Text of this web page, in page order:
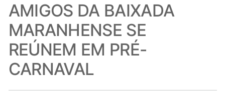
AMIGOS DA BAIXADA
MARANHENSE SE
REÚNEM EM PRÉ-
CARNAVAL